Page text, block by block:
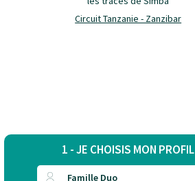
Circuit Tanzanie - Zanzibar
1 - JE CHOISIS MON PROFIL